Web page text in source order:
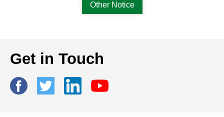
Other Notice
Get in Touch